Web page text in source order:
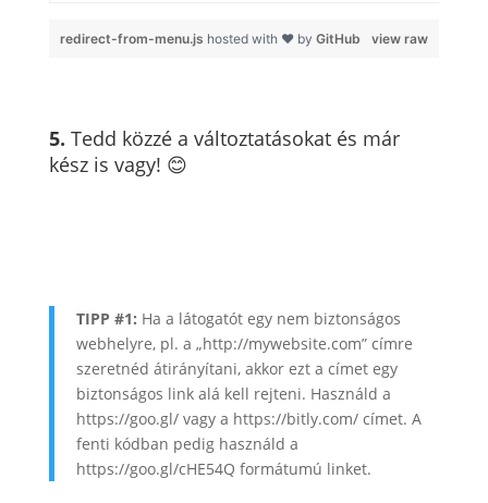
view raw
redirect-from-menu.js hosted with ❤ by GitHub
5. Tedd közzé a változtatásokat és már
kész is vagy! 😊
TIPP #1: Ha a látogatót egy nem biztonságos
webhelyre, pl. a „http://mywebsite.com” címre
szeretnéd átirányítani, akkor ezt a címet egy
biztonságos link alá kell rejteni. Használd a
https://goo.gl/ vagy a https://bitly.com/ címet. A
fenti kódban pedig használd a
https://goo.gl/cHE54Q formátumú linket.